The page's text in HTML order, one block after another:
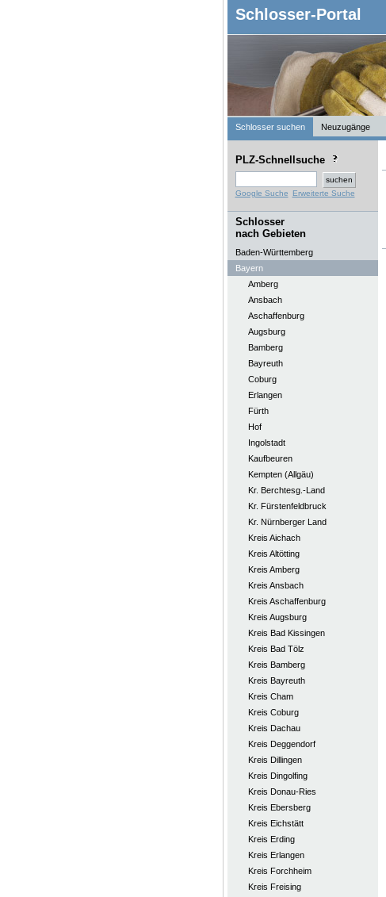
Schlosser-Portal
Schlosser suchen Neuzugänge
PLZ-Schnellsuche
Google Suche Erweiterte Suche
Schlosser
nach Gebieten
Baden-Württemberg
Bayern
Amberg
Ansbach
Aschaffenburg
Augsburg
Bamberg
Bayreuth
Coburg
Erlangen
Fürth
Hof
Ingolstadt
Kaufbeuren
Kempten (Allgäu)
Kr. Berchtesg.-Land
Kr. Fürstenfeldbruck
Kr. Nürnberger Land
Kreis Aichach
Kreis Altötting
Kreis Amberg
Kreis Ansbach
Kreis Aschaffenburg
Kreis Augsburg
Kreis Bad Kissingen
Kreis Bad Tölz
Kreis Bamberg
Kreis Bayreuth
Kreis Cham
Kreis Coburg
Kreis Dachau
Kreis Deggendorf
Kreis Dillingen
Kreis Dingolfing
Kreis Donau-Ries
Kreis Ebersberg
Kreis Eichstätt
Kreis Erding
Kreis Erlangen
Kreis Forchheim
Kreis Freising